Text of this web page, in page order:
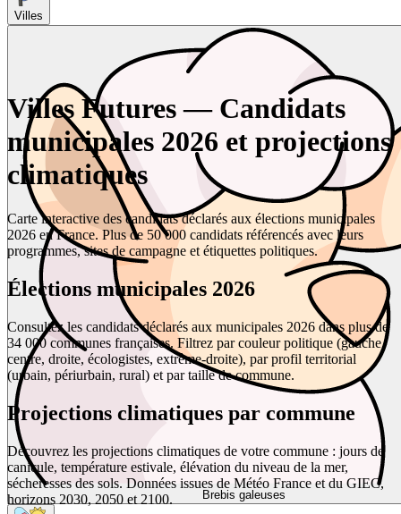
Villes
Brebis galeuses
Villes Futures — Candidats
municipales 2026 et projections
climatiques
Carte interactive des candidats déclarés aux élections municipales
2026 en France. Plus de 50 000 candidats référencés avec leurs
programmes, sites de campagne et étiquettes politiques.
Élections municipales 2026
Consultez les candidats déclarés aux municipales 2026 dans plus de
34 000 communes françaises. Filtrez par couleur politique (gauche,
centre, droite, écologistes, extrême-droite), par profil territorial
(urbain, périurbain, rural) et par taille de commune.
Projections climatiques par commune
Découvrez les projections climatiques de votre commune : jours de
canicule, température estivale, élévation du niveau de la mer,
sécheresses des sols. Données issues de Météo France et du GIEC,
horizons 2030, 2050 et 2100.